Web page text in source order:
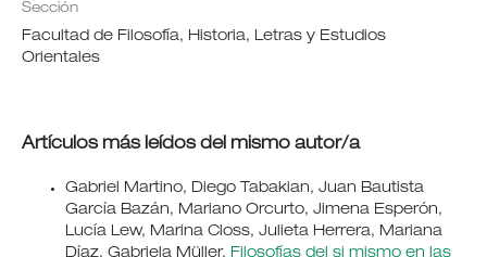
Sección
Facultad de Filosofía, Historia, Letras y Estudios
Orientales
Artículos más leídos del mismo autor/a
Gabriel Martino, Diego Tabakian, Juan Bautista
García Bazán, Mariano Orcurto, Jimena Esperón,
Lucía Lew, Marina Closs, Julieta Herrera, Mariana
Díaz, Gabriela Müller, Filosofías del si mismo en las